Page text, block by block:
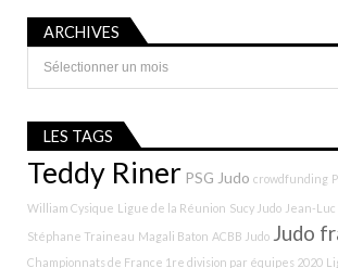
ARCHIVES
Archives
LES TAGS
Teddy Riner PSG Judo crowdfunding
William Cysique Ligue de la Réunion Sucy Judo Jean-Luc
Stéphane Traineau Magali Baton ACBB Judo Judo
Championnats de France 1re division par équipes 2020